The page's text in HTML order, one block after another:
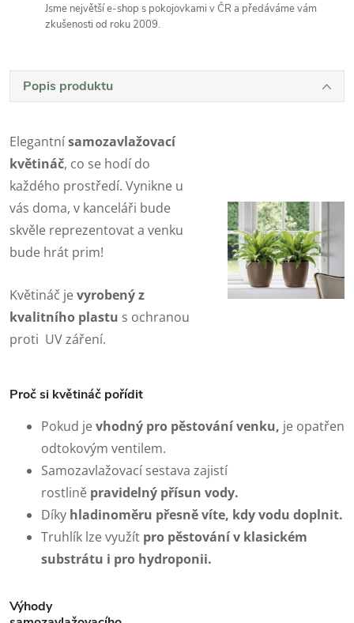
Jsme největší e-shop s pokojovkami v ČR a předáváme vám
zkušenosti od roku 2009.
Popis produktu
Elegantnísamozavlažovací
květináč, co se hodí do
každého prostředí. Vynikne u
vás doma, v kanceláři bude
skvěle reprezentovat a venku
bude hrát prim!
Květináč jevyrobený z
kvalitního plastu s ochranou
proti UV záření.
Proč si květináč pořídit
Pokud jevhodný pro pěstování venku, je opatřen
odtokovým ventilem.
Samozavlažovací sestava zajistí
rostlině pravidelný přísun vody.
Díky hladinoměru přesně víte, kdy vodu doplnit.
Truhlík lze využít pro pěstování v klasickém
substrátu i pro hydroponii.
Výhody